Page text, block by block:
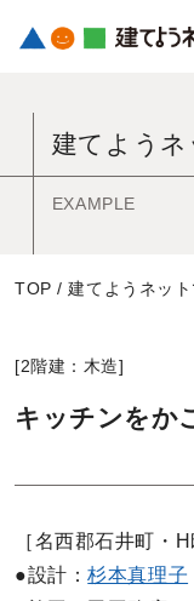
ン
キ
す
建てよう
EXAMPLE
TOP /建てようネッ
[2階建：木造]
キッチンを
［名西郡石井町・H
●設計：杉本真理子